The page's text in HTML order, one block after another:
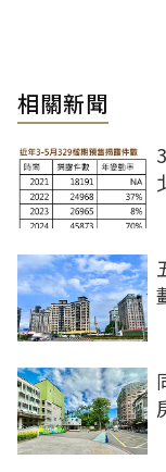
相關新聞